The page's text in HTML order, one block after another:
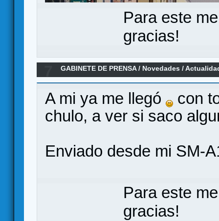
Para este
gracias!
GABINETE DE PRENSA/ Novedades /
A mi ya me llegó
con
chulo, a ver si saco
Enviado desde mi SM-
Para este
gracias!